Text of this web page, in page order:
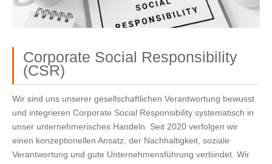
Corporate Social Responsibility
(CSR)
Wir sind uns unserer gesellschaftlichen Verantwortung bewusst
und integrieren Corporate Social Responsibility systematisch in
unser unternehmerisches Handeln. Seit 2020 verfolgen wir
einen konzeptionellen Ansatz, der Nachhaltigkeit, soziale
Verantwortung und gute Unternehmensführung verbindet. Wir